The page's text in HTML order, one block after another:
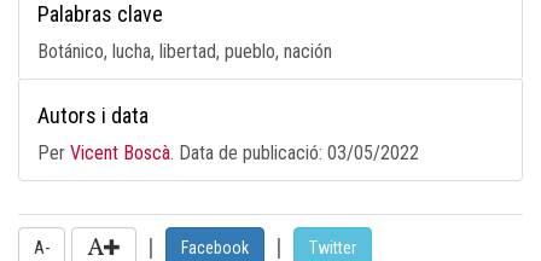
Palabras clave
Botánico, lucha, libertad, pueblo, nación
Autors i data
Per Vicent Boscà. Data de publicació: 03/05/2022
A- | Facebook | Twitter